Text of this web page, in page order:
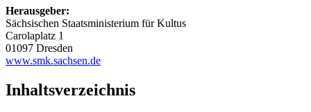
Herausgeber:
Sächsischen Staatsministerium für Kultus
Carolaplatz 1
01097 Dresden
www.smk.sachsen.de
Inhaltsverzeichnis